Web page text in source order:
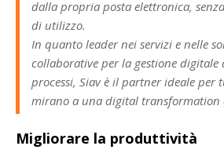
dalla propria posta elettronica,
di utilizzo.
In quanto leader nei servizi e nelle
collaborative per la gestione digitale
processi, Siav è il partner ideale per
mirano a una digital transformation
Migliorare la produttività